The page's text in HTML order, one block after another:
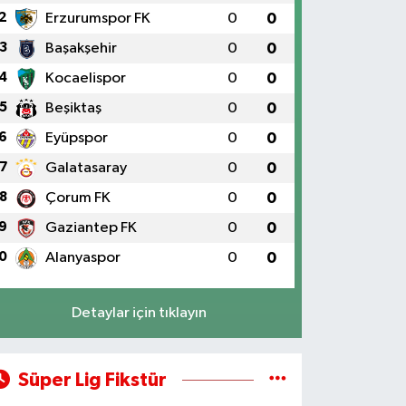
Erzurumspor FK 0 0
3 Başakşehir 0 0
Kocaelispor 0 0
5 Beşiktaş 0 0
Eyüpspor 0 0
7 Galatasaray 0 0
8 Çorum FK 0 0
Gaziantep FK 0 0
Alanyaspor 0 0
Detaylar için tıklayın
Süper Lig Fikstür